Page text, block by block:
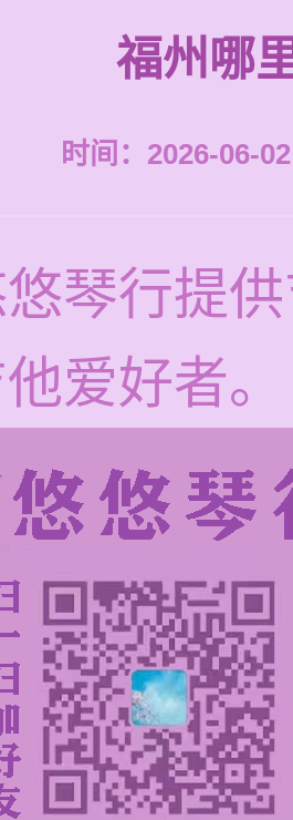
福州哪
时间：2026-06-
琴行提
爱好者。